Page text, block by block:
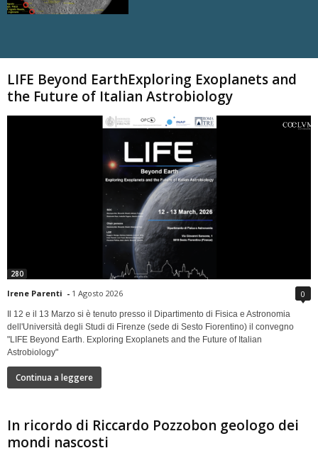
LIFE Beyond EarthExploring Exoplanets and
the Future of Italian Astrobiology
280
Irene Parenti - 1 Agosto 2026 0
Il 12 e il 13 Marzo si è tenuto presso il Dipartimento di Fisica e Astronomia
dell'Università degli Studi di Firenze (sede di Sesto Fiorentino) il convegno
"LIFE Beyond Earth. Exploring Exoplanets and the Future of Italian
Astrobiology"
Continua a leggere
In ricordo di Riccardo Pozzobon geologo dei
mondi nascosti